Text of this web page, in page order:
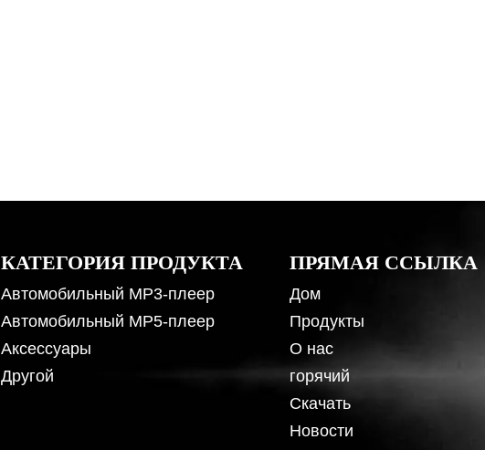
КАТЕГОРИЯ ПРОДУКТА
Автомобильный MP3-плеер
Автомобильный MP5-плеер
Аксессуары
Другой
ПРЯМАЯ ССЫЛКА
Дом
Продукты
О нас
горячий
Скачать
Новости